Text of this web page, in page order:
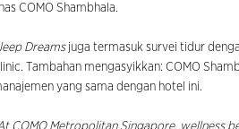
COMO Shambhala.
Dreamsjuga termasuk survei tidur
Tambahan mengasyikkan: COMO
yang sama dengan hotel ini.
COMO Metropolitan Singapore, wellness